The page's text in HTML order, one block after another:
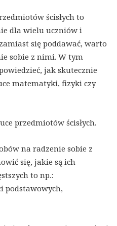
ścisłych to
dla wielu uczniów i
się poddawać, warto
sobie z nimi. W tym
jak skutecznie
matematyki, fizyki czy
przedmiotów ścisłych.
na radzenie sobie z
się, jakie są ich
to np.:
podstawowych,